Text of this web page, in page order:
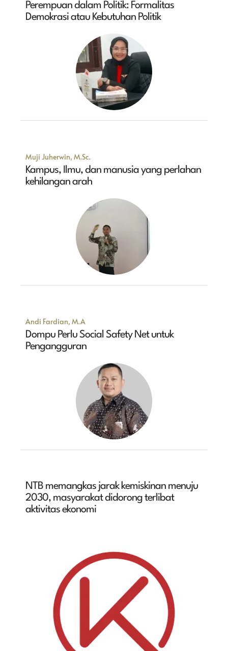
Perempuan dalam Politik: Formalitas
Demokrasi atau Kebutuhan Politik
Muji Juherwin, M.Sc.
Kampus, Ilmu, dan manusia yang perlahan
kehilangan arah
Andi Fardian, M.A
Dompu Perlu Social Safety Net untuk
Pengangguran
NTB memangkas jarak kemiskinan menuju
2030, masyarakat didorong terlibat
aktivitas ekonomi